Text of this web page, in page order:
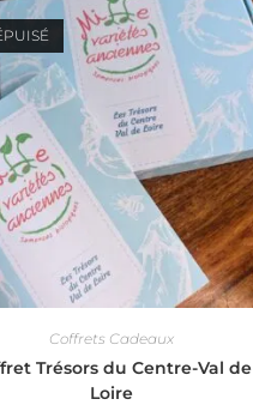
Coffrets Cadeaux
Trésors du Centre-Val de
Loire